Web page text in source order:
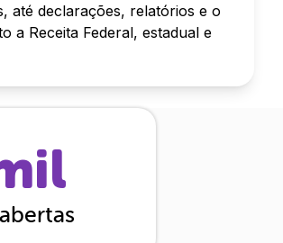
até declarações, relatórios e o
a Receita Federal, estadual e